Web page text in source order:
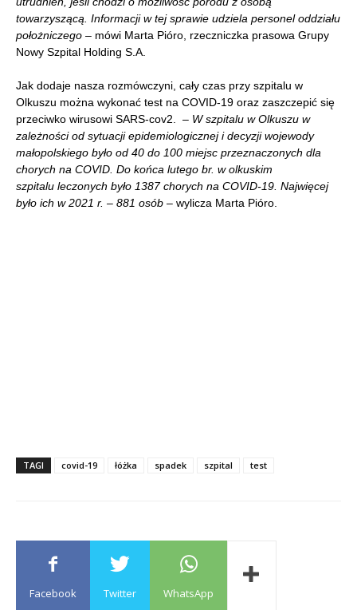
towarzyszącą. Informacji w tej sprawie udziela personel oddziału
położniczego – mówi Marta Pióro, rzeczniczka prasowa Grupy
Nowy Szpital Holding S.A.
Jak dodaje nasza rozmówczyni, cały czas przy szpitalu w
Olkuszu można wykonać test na COVID-19 oraz zaszczepić się
przeciwko wirusowi SARS-cov2. – W szpitalu w Olkuszu w
zależności od sytuacji epidemiologicznej i decyzji wojewody
małopolskiego było od 40 do 100 miejsc przeznaczonych dla
chorych na COVID. Do końca lutego br. w olkuskim
szpitalu leczonych było 1387 chorych na COVID-19. Najwięcej
było ich w 2021 r. – 881 osób – wylicza Marta Pióro.
TAGI covid-19 łóżka spadek szpital test
Facebook Twitter WhatsApp